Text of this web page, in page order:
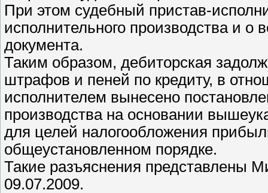
При этом судебный пристав-
исполнительного производства и о
документа.
Таким образом, дебиторская
штрафов и пеней по кредиту, в
исполнителем вынесено
производства на основании
для целей налогообложения
общеустановленном порядке.
Такие разъяснения
09.07.2009.